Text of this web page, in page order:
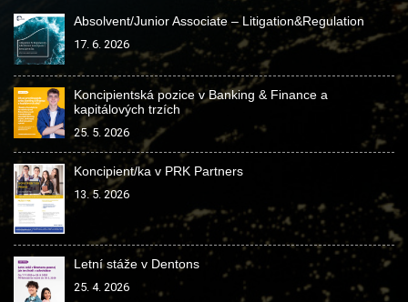
Absolvent/Junior Associate – Litigation&Regulation
17. 6. 2026
Koncipientská pozice v Banking & Finance a
kapitálových trzích
25. 5. 2026
Koncipient/ka v PRK Partners
13. 5. 2026
Letní stáže v Dentons
25. 4. 2026